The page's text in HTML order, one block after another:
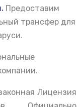
Предоставим
трансфер для
Лицензия